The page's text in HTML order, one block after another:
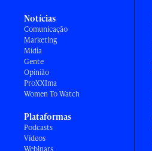
Notícias
Comunicação
Marketing
Mídia
Gente
Opinião
ProXXIma
Women To Watch
Plataformas
Podcasts
Vídeos